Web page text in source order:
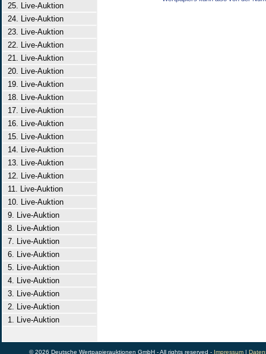
25. Live-Auktion
24. Live-Auktion
23. Live-Auktion
22. Live-Auktion
21. Live-Auktion
20. Live-Auktion
19. Live-Auktion
18. Live-Auktion
17. Live-Auktion
16. Live-Auktion
15. Live-Auktion
14. Live-Auktion
13. Live-Auktion
12. Live-Auktion
11. Live-Auktion
10. Live-Auktion
9. Live-Auktion
8. Live-Auktion
7. Live-Auktion
6. Live-Auktion
5. Live-Auktion
4. Live-Auktion
3. Live-Auktion
2. Live-Auktion
1. Live-Auktion
© 2026 Deutsche Wertpapierauktionen GmbH - All rights reserved - Impressum|